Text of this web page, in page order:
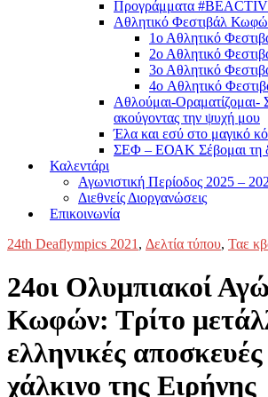
Προγράμματα
Αθλητικό Φεστιβάλ
1ο Αθλητικό
2ο Αθλητικό
3ο Αθλητικό
4o Αθλητικό
Αθλούμαι-Οραματίζομαι-
ακούγοντας την ψυχή μου
Έλα και εσύ στο μαγικό
ΣΕΦ – ΕΟΑΚ Σέβομαι τη
Καλεντάρι
Αγωνιστική Περίοδος 2025 –
Διεθνείς Διοργανώσεις
Επικοινωνία
24th Deaflympics 2021 , Δελτία τύπου, Ταε
24οι Ολυμπιακοί
Κωφών: Τρίτο
ελληνικές
χάλκινο της Ειρήνης